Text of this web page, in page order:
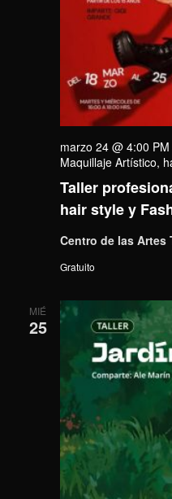
Taller
hair style y
marzo 24 @ 4:00 PM
Maquillaje Artístico,
Centro de las Artes
Gratuito
MIÉ
25